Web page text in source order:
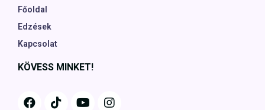
Főoldal
Edzések
Kapcsolat
KÖVESS MINKET!